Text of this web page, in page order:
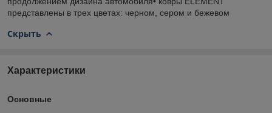
представлены в трех цветах: черном, сером и бежевом
Скрыть
Характеристики
Основные